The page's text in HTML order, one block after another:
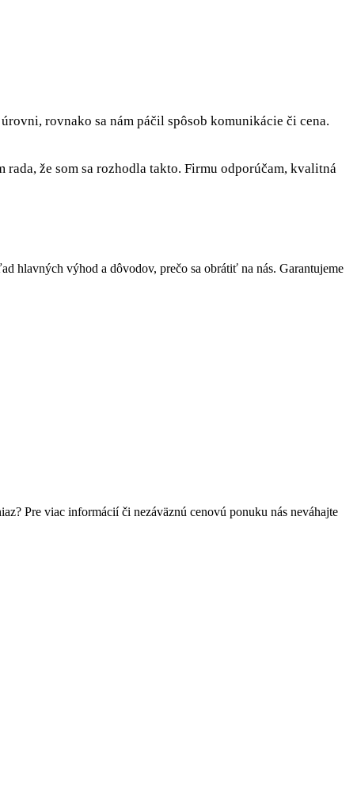
rovnako sa nám páčil spôsob komunikácie či cena.
že som sa rozhodla takto. Firmu odporúčam, kvalitná
hlavných výhod a dôvodov, prečo sa obrátiť na nás. Garantujeme
Pre viac informácií či nezáväznú cenovú ponuku nás neváhajte